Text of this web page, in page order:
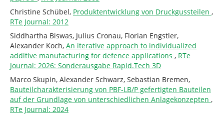
Christine Schübel, Produktentwicklung von Druckgussteilen ,
RTe Journal: 2012
Siddhartha Biswas, Julius Cronau, Florian Engstler,
Alexander Koch, An iterative approach to individualized
additive manufacturing for defence applications , RTe
Journal: 2026: Sonderausgabe Rapid.Tech 3D
Marco Skupin, Alexander Schwarz, Sebastian Bremen,
Bauteilcharakterisierung von PBF-LB/P gefertigten Bauteilen
auf der Grundlage von unterschiedlichen Anlagekonzepten ,
RTe Journal: 2024